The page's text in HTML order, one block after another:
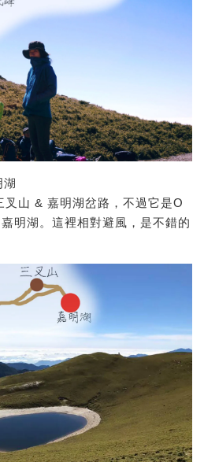
叉山 & 嘉明湖岔路，不過它是O
明湖。這裡相對避風，是不錯的